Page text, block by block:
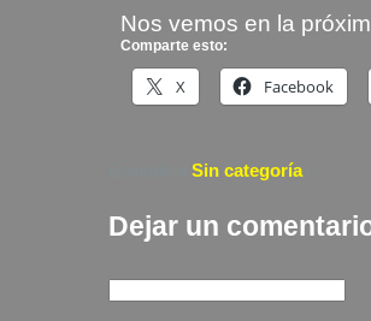
Nos vemos en la
Comparte esto:
X Facebook
Sin categoría
Dejar un